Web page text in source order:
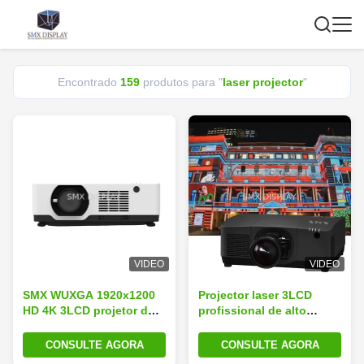
Encontrado 159produtos para "laser projector"
VIDEO
SMX WUXGA 1920x1200
HD 4K 3LCD projetor do
para o cinema da casa
CONSULTE AGORA
VIDEO
Projector laser 3LCD
profissional de alto
para mapeamento de
projeção 3D imersivo
CONSULTE AGORA